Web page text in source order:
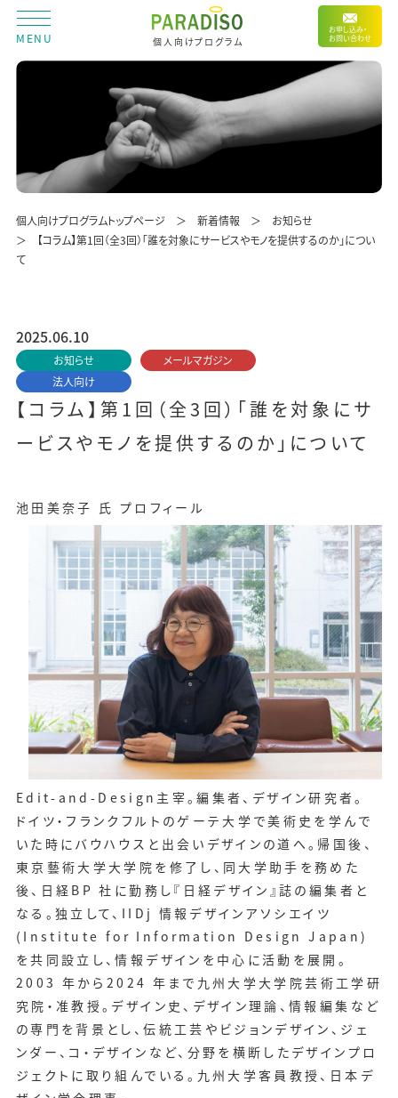
MENU 個人向けプログラム
お申し込み・
お問い合わせ
個人向けプログラムトップページ 新着情報
お知らせ
【コラム】第1回（全3回）「誰を対象にサービスやモノを提供するのか」につい
て
2025.06.10
お知らせ
メールマガジン
法人向け
【コラム】第1回（全3回）「誰を対象にサ
ービスやモノを提供するのか」について
池田美奈子 氏 プロフィール
Edit-and-Design主宰。編集者、デザイン研究者。
ドイツ・フランクフルトのゲーテ大学で美術史を学んで
いた時にバウハウスと出会いデザインの道へ。帰国後、
東京藝術大学大学院を修了し、同大学助手を務めた
後、日経BP 社に勤務し『日経デザイン』誌の編集者と
なる。独立して、IIDj 情報デザインアソシエイツ
(Institute for Information Design Japan)
を共同設立し、情報デザインを中心に活動を展開。
2003 年から2024 年まで九州大学大学院芸術工学研
究院・准教授。デザイン史、デザイン理論、情報編集など
の専門を背景とし、伝統工芸やビジョンデザイン、ジェ
ンダー、コ・デザインなど、分野を横断したデザインプロ
ジェクトに取り組んでいる。九州大学客員教授、日本デ